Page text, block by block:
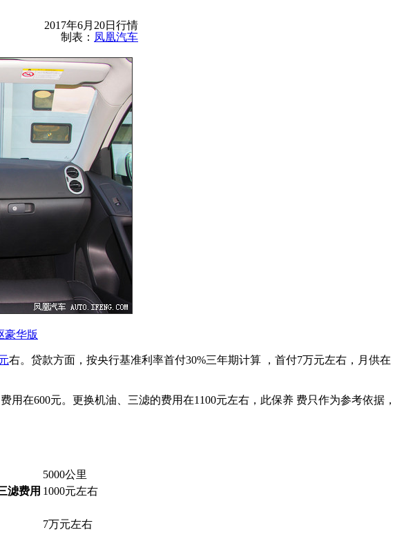
2017年6月20日行情
制表： 凤凰汽车
豪华版
右。贷款方面，按央行基准利率首付30%三年期计算 ，首付7万元左右，月供在
在600元。更换机油、三滤的费用在1100元左右，此保养 费只作为参考依据，
5000公里
滤费用 1000元左右
7万元左右